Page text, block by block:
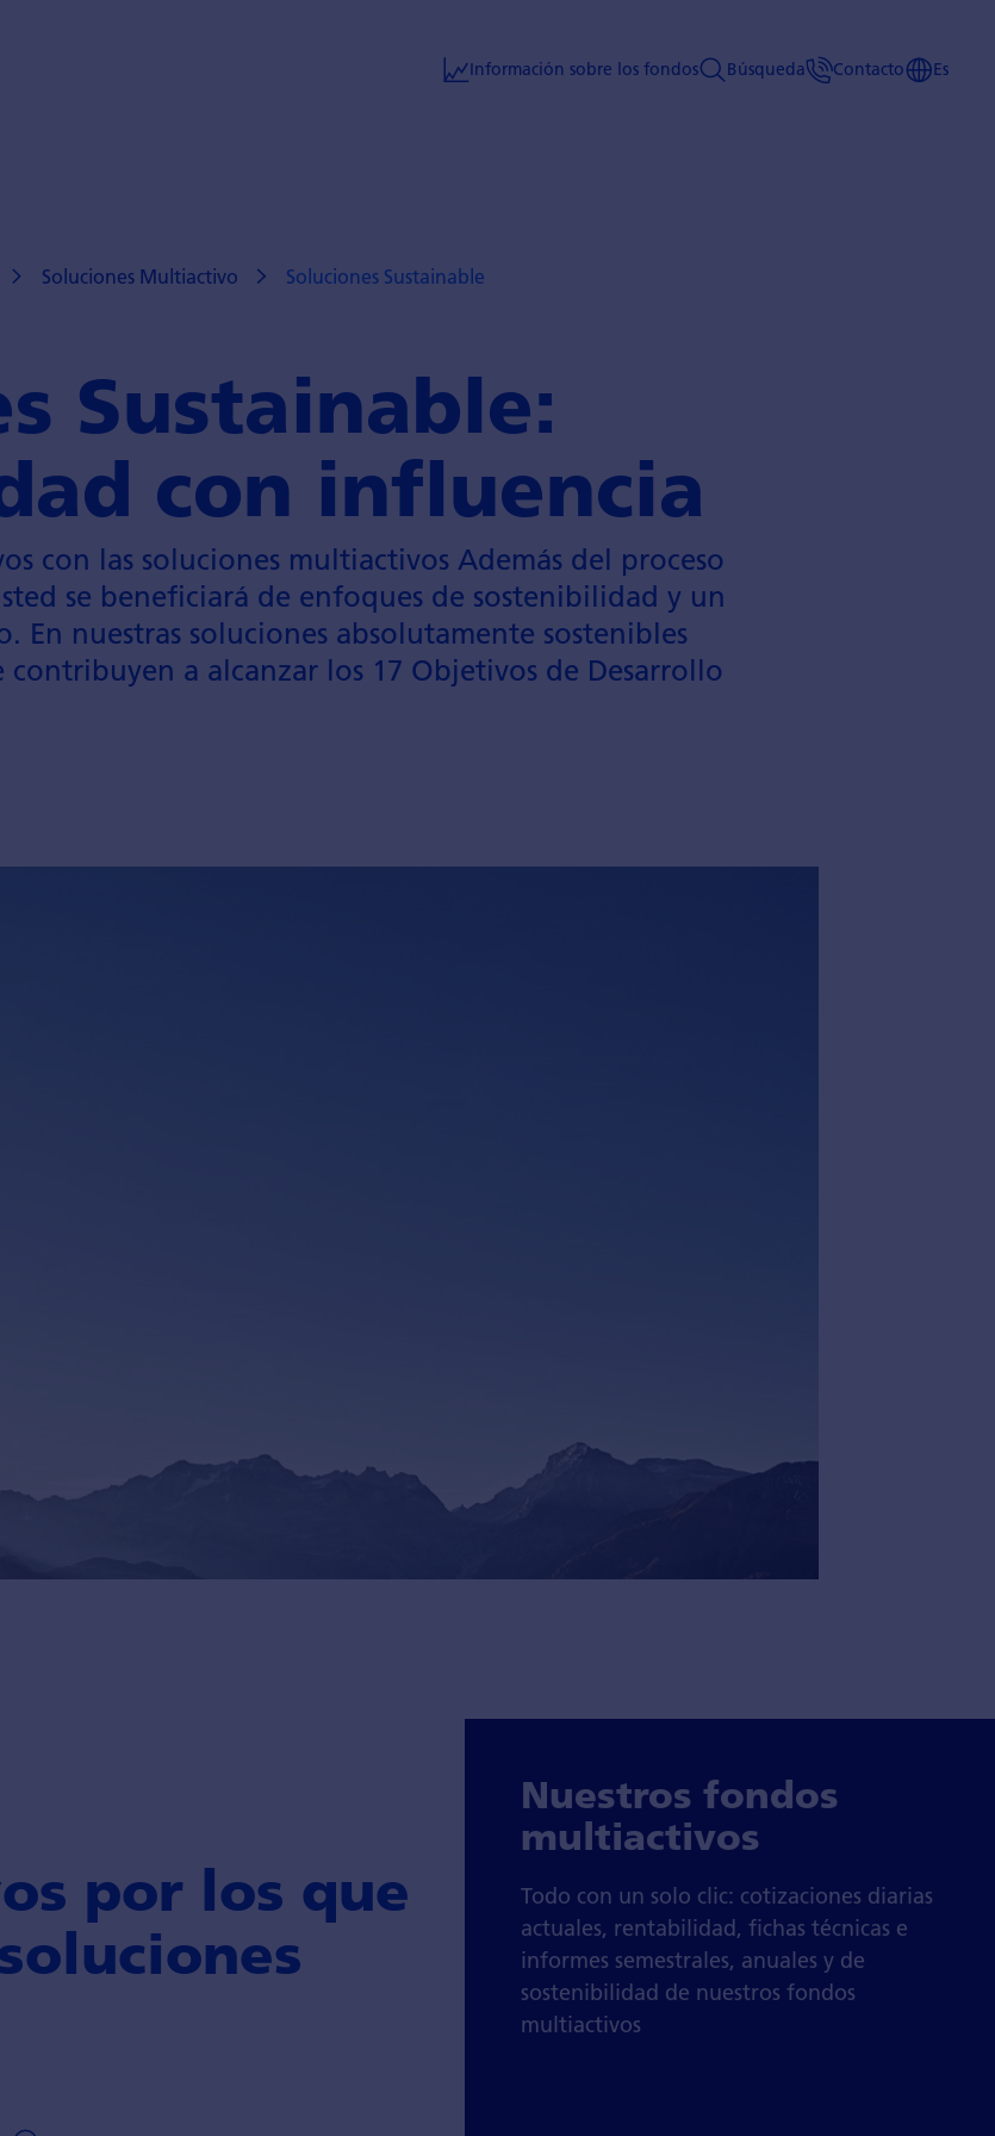
Información sobre los fondos Búsqueda Contacto Es
Soluciones Multiactivo Soluciones Sustainable
Sustainable:
con influencia
con las soluciones multi­activos Además del proceso
se bene­ficiará de enfoques de soste­nibilidad y un
En nuestras soluciones absoluta­mente sostenibles
contri­buyen a alcanzar los 17 Objetivos de Desarrollo
por los que
Nuestros fondos
multiactivos
Todo con un solo clic: cotizaciones diarias
actuales, rentabilidad, fichas técnicas e
informes semestrales, anuales y de
sostenibilidad de nuestros fondos
multiactivos